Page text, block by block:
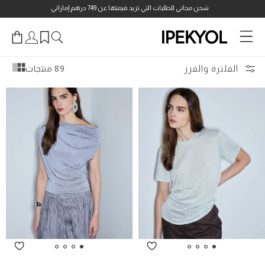
شحن مجاني للطلبات التي تزيد قيمتها عن 749 درهم إماراتي
الفلترة والفرز 89 منتجات